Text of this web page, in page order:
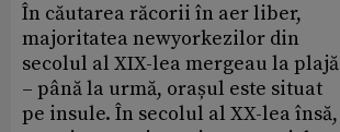
În căutarea răcorii în aer liber,
majoritatea newyorkezilor din
secolul al XIX-lea mergeau la plajă
– până la urmă, orașul este situat
pe insule. În secolul al XX-lea însă,